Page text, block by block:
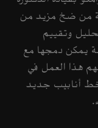
من ضخ مزيد من
وتقييم
يمكن دمجها مع
هذا العمل في
أنابيب جديد